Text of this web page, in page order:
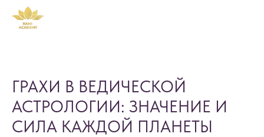
ГРАХИ В ВЕДИЧЕСКОЙ
АСТРОЛОГИИ: ЗНАЧЕНИЕ И
СИЛА КАЖДОЙ ПЛАНЕТЫ